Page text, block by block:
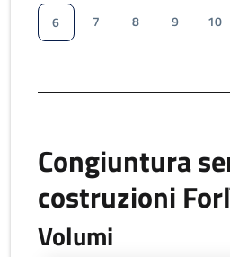
6
7 8 9 10
Congiuntura
costruzioni
Volumi